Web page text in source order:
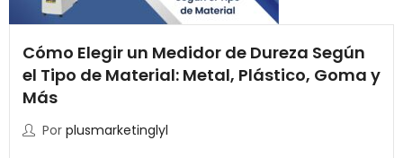
Cómo Elegir un Medidor de Dureza Según
el Tipo de Material: Metal, Plástico, Goma y
Más
Por plusmarketinglyl